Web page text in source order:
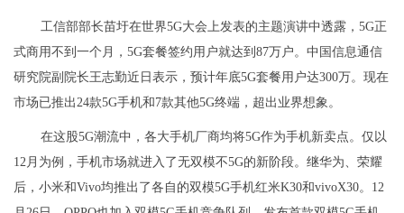
工信部部长苗圩在世界5G大会上发表的主题演讲中透露，5G正
式商用不到一个月，5G套餐签约用户就达到87万户。中国信息通信
研究院副院长王志勤近日表示，预计年底5G套餐用户达300万。现在
市场已推出24款5G手机和7款其他5G终端，超出业界想象。
在这股5G潮流中，各大手机厂商均将5G作为手机新卖点。仅以
12月为例，手机市场就进入了无双模不5G的新阶段。继华为、荣耀
后，小米和Vivo均推出了各自的双模5G手机红米K30和vivoX30。12